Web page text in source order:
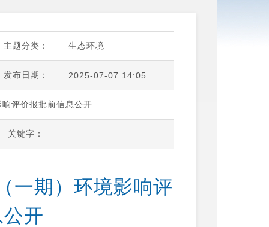
主题分类： 生态环境
发布日期： 2025-07-07 14:05
评价报批前信息公开
关键字：
一期）环境影响评
开